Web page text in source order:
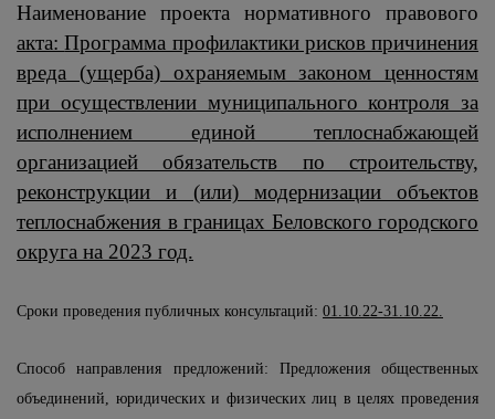
Наименование проекта нормативного правового
акта:Программа профилактики рисков причинения
вреда (ущерба) охраняемым законом ценностям
при осуществлении муниципального контроля за
исполнением единой теплоснабжающей
организацией обязательств по строительству,
реконструкции и (или) модернизации объектов
теплоснабжения в границах Беловского городского
округа на 2023 год.
Сроки проведения публичных консультаций: 01.10.22-31.10.22.
Способ направления предложений: Предложения общественных
объединений, юридических и физических лиц в целях проведения